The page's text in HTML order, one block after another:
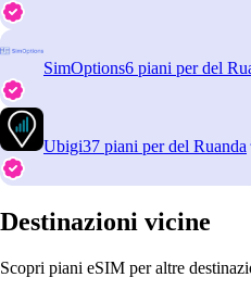
SimOptions6 piani per del
Ubigi37 piani per del Ruanda
Destinazioni vicine
Scopri piani eSIM per altre